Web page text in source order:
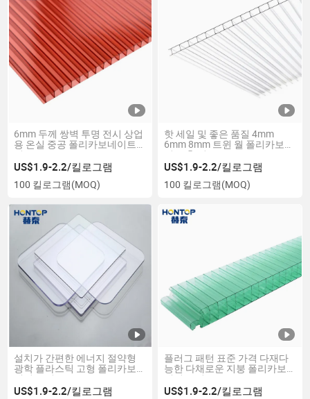
6mm 두께 쌍벽 투명 전시 상업
용 온실 중공 폴리카보네이트
시트
US$1.9-2.2/킬로그램
100 킬로그램(MOQ)
핫 세일 및 좋은 품질 4mm
6mm 8mm 트윈 월 폴리카보네
이트 홀 시트
US$1.9-2.2/킬로그램
100 킬로그램(MOQ)
설치가 간편한 에너지 절약형
광학 플라스틱 고형 폴리카보
네이트 시트
US$1.9-2.2/킬로그램
플러그 패턴 표준 가격 다재다
능한 다채로운 지붕 폴리카보
네이트 시트
US$1.9-2.2/킬로그램